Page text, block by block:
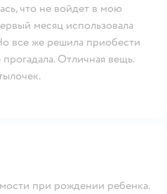
что не войдет в мою
месяц использовала
все же решила приобести
Отличная вещь.
при рождении ребенка.